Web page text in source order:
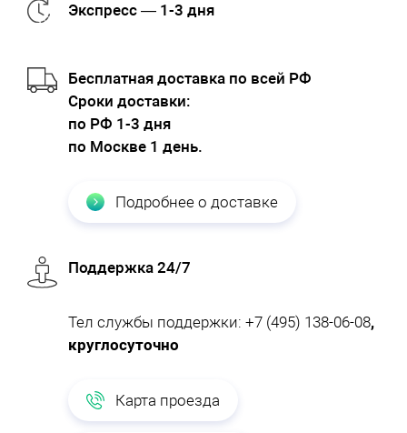
Экспресс — 1-3 дня
Бесплатная доставка по всей РФ
Cроки доставки:
по РФ 1-3 дня
по Москве 1 день.
Подробнее о доставке
Поддержка 24/7
Тел службы поддержки: +7 (495) 138-06-08,
круглосуточно
Карта проезда